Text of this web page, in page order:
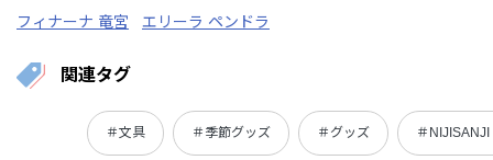
フィナーナ 竜宮 エリーラ ペンドラ
関連タグ
＃文具 ＃季節グッズ ＃グッズ ＃